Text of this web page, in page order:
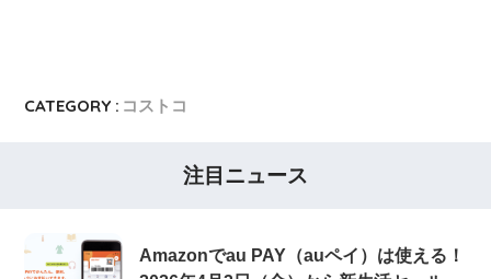
CATEGORY : コストコ
注目ニュース
Amazonでau PAY（auペイ）は使える！